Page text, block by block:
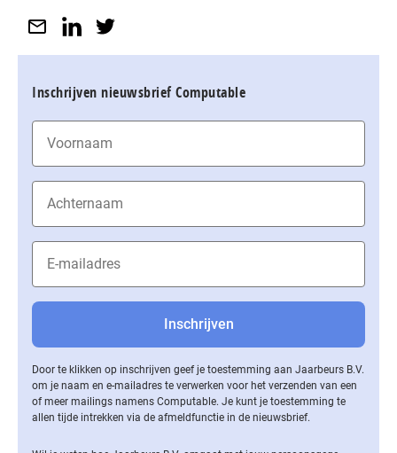
Inschrijven nieuwsbrief Computable
Door te klikken op inschrijven geef je toestemming aan Jaarbeurs B.V.
om je naam en e-mailadres te verwerken voor het verzenden van een
of meer mailings namens Computable. Je kunt je toestemming te
allen tijde intrekken via de af­meld­func­tie in de nieuwsbrief.